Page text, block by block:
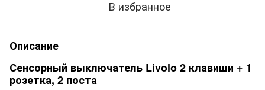
В избранное
Описание
Сенсорный выключатель Livolo 2 клавиши + 1
розетка, 2 поста